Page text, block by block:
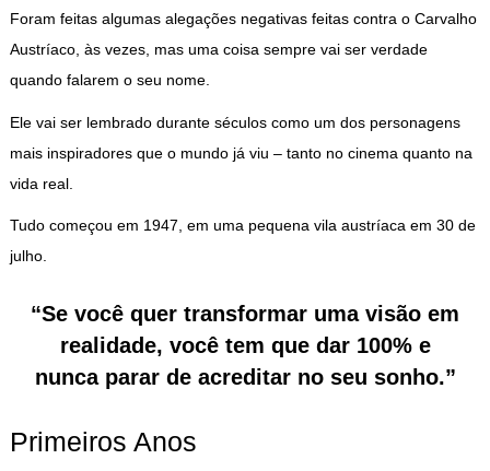
Foram feitas algumas alegações negativas feitas contra o Carvalho
Austríaco, às vezes, mas uma coisa sempre vai ser verdade
quando falarem o seu nome.
Ele vai ser lembrado durante séculos como um dos personagens
mais inspiradores que o mundo já viu – tanto no cinema quanto na
vida real.
Tudo começou em 1947, em uma pequena vila austríaca em 30 de
julho.
“Se você quer transformar uma visão em
realidade, você tem que dar 100% e
nunca parar de acreditar no seu sonho.”
Primeiros Anos